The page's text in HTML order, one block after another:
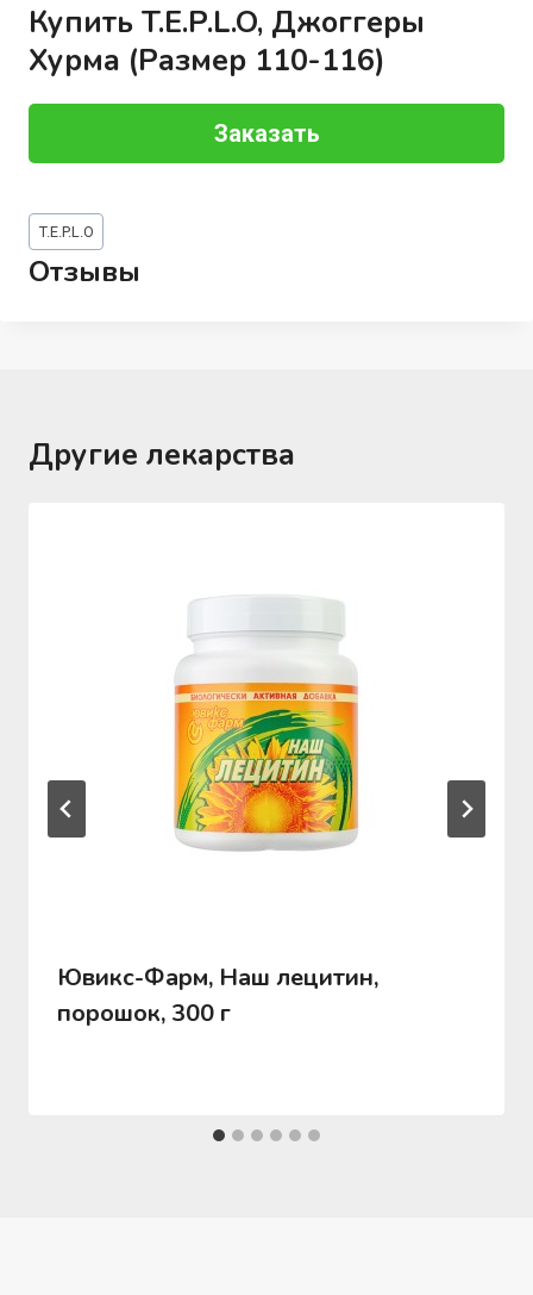
Купить T.E.P.L.O, Джоггеры
Хурма (Размер 110-116)
Заказать
Метки
записи:
T.E.P.L.O
Отзывы
Другие лекарства
Ювикс-Фарм, Наш лецитин,
порошок, 300 г